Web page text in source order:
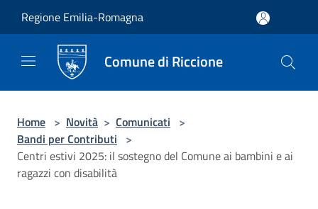
Regione Emilia-Romagna
Comune di Riccione
Home > Novità > Comunicati >
Bandi per Contributi >
Centri estivi 2025: il sostegno del Comune ai bambini e ai
ragazzi con disabilità